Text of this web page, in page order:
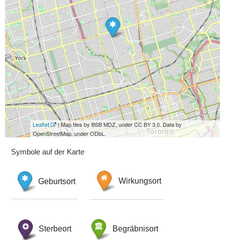
Leaflet
| Map tiles by BSB MDZ, under CC BY 3.0. Data by
OpenStreetMap, under ODbL.
Symbole auf der Karte
Geburtsort Wirkungsort
Sterbeort Begräbnisort